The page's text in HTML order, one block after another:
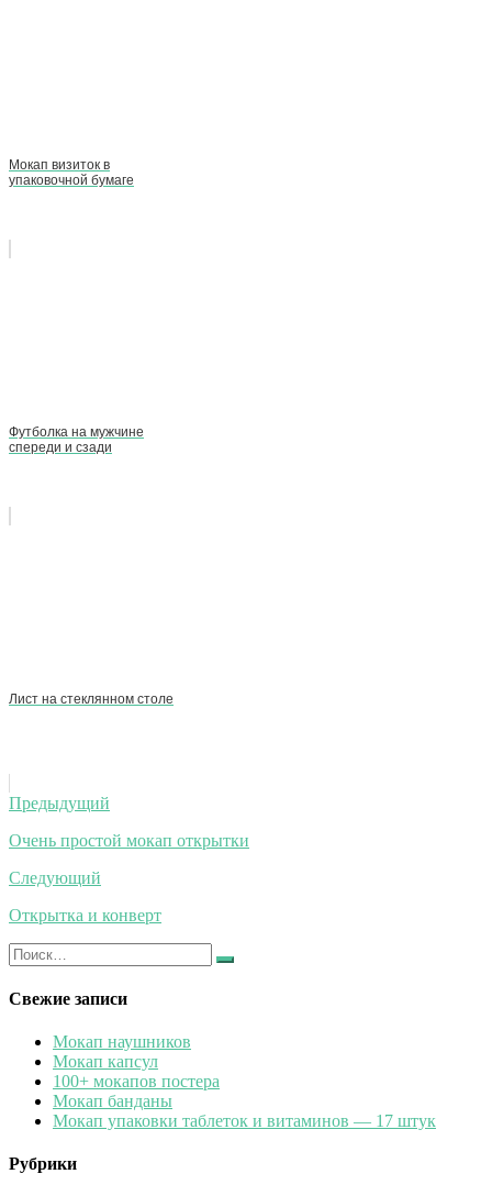
Мокап визиток в
упаковочной бумаге
Футболка на мужчине
спереди и сзади
Лист на стеклянном столе
Навигация
по
записям
Предыдущий
Очень простой мокап открытки
Следующий
Открытка и конверт
Искать:
Найти
Свежие записи
Мокап наушников
Мокап капсул
100+ мокапов постера
Мокап банданы
Мокап упаковки таблеток и витаминов — 17 штук
Рубрики